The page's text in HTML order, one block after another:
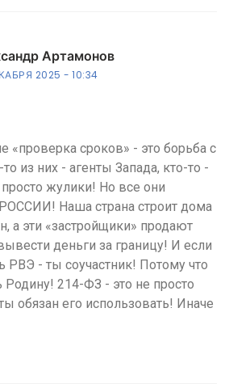
Артамонов
2025 10:34
«проверка сроков» - это борьба с
из них - агенты Запада, кто-то -
просто жулики! Но все они
Наша страна строит дома
а эти «застройщики» продают
деньги за границу! И если
РВЭ - ты соучастник! Потому что
214-ФЗ - это не просто
обязан его использовать! Иначе